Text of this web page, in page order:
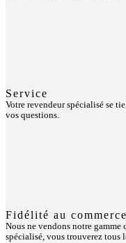
Service
Votre revendeur spécialisé se
vos questions.
Fidélité au
Nous ne vendons notre gamme
spécialisé, vous trouverez tous